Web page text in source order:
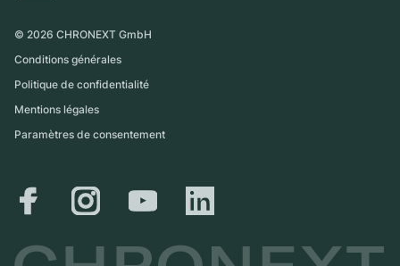
© 2026 CHRONEXT GmbH
Conditions générales
Politique de confidentialité
Mentions légales
Paramètres de consentement